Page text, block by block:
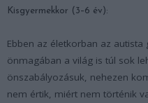
Kisgyermekkor (3–6 év):
Ebben az életkorban az
önmagában a világ is túl sok
önszabályozásuk, nehezen
nem értik, miért nem történik